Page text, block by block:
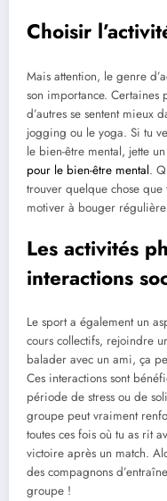
Choisir
Mais attention, le genre
son importance. Certaines
d’autres se sentent mieux
jogging ou le yoga. Si tu
le bien-être mental, jette
pour le bien-être mental.
trouver quelque chose
motiver à bouger
Les activités
interactions
Le sport a également un
cours collectifs, rejoindre
balader avec un ami, ça
Ces interactions sont
période de stress ou de
groupe peut vraiment
toutes ces fois où tu as rit
victoire après un match.
des compagnons
groupe !